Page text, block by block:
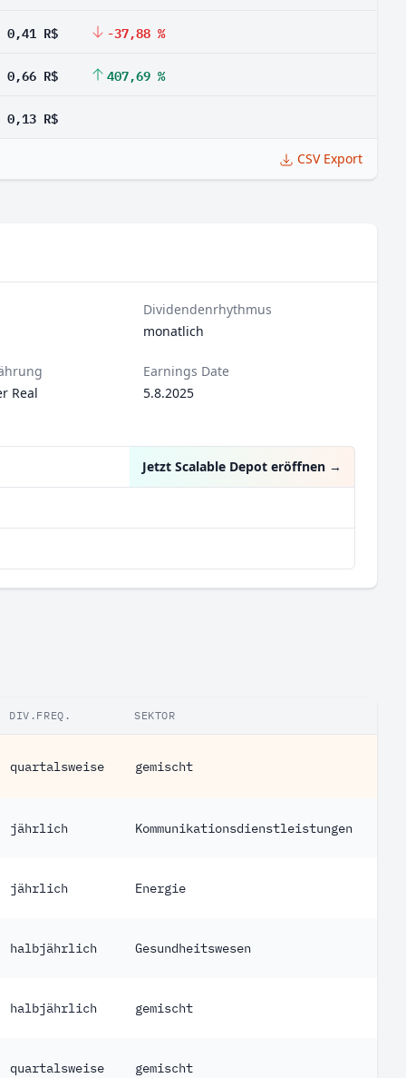
0,41 R$ -37,88 %
0,66 R$ 407,69 %
0,13 R$
CSV Export
Dividendenrhythmus
monatlich
Real
Earnings Date
5.8.2025
Jetzt Scalable Depot eröffnen →
DIV.FREQ. SEKTOR
quartalsweise gemischt
jährlich Kommunikationsdienstleistungen
jährlich Energie
halbjährlich Gesundheitswesen
halbjährlich gemischt
quartalsweise gemischt